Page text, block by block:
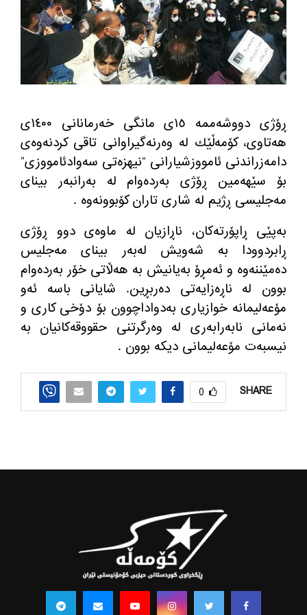
ڕۆژی دووشه‌ممه‌ ١٥ی مانگی خه‌رمانانی ١٤٠٠ی
هه‌تاوی، كۆمه‌ڵێك له‌ وه‌رنه‌گیراوانی تاقی كردنه‌وه‌ی
دامه‌زراندنی ئامووزشیارانی “نیهزه‌تی سه‌وادئامووزی”
بۆ سێهه‌مین ڕۆژی به‌رده‌وام له‌ به‌رانبه‌ر بینای
مه‌جلیسی ڕژیم له‌ شاری تاران كۆبوونه‌وه‌ .
به‌پێی ڕاپۆرته‌كان، ناڕازیان له‌ ماوه‌ی دوو ڕۆژی
ڕابردوودا به‌ شه‌ویش له‌به‌ر بینای مه‌جلیس
ده‌مێننه‌وه‌ و ئه‌مڕۆ به‌یانیش به‌ هه‌ڵاتی خۆر به‌رده‌وام
بوون له‌ ناڕه‌زایه‌تی ده‌ربڕین. شایانی باسه‌ ئه‌و
مۆعه‌لیمانه‌ خوازیاری به‌دواداچوون بۆ دۆخی كاری و
نه‌مانی نابه‌رابه‌ری له‌ وه‌رگرتنی حقووقه‌كانیان به‌
نیسبه‌ت مۆعه‌لیمانی دیكه‌ بوون .
SHARE
0